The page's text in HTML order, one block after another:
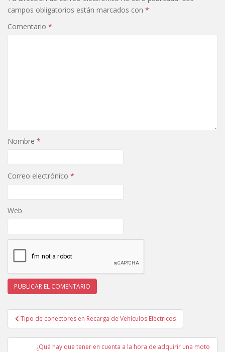
campos obligatorios están marcados con *
Comentario *
Nombre *
Correo electrónico *
Web
Navegación
de
entradas
Tipo de conectores en Recarga de Vehículos Eléctricos
¿Qué hay que tener en cuenta a la hora de adquirir una moto